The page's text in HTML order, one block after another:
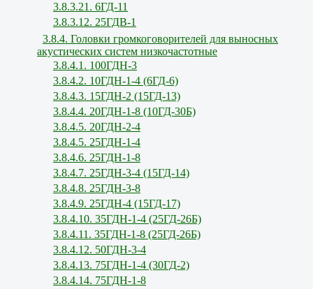
3.8.3.21. 6ГД-11
3.8.3.12. 25ГДВ-1
3.8.4. Головки громкоговорителей для выносных
акустических систем низкочастотные
3.8.4.1. 100ГДН-3
3.8.4.2. 10ГДН-1-4 (6ГД-6)
3.8.4.3. 15ГДН-2 (15ГД-13)
3.8.4.4. 20ГДН-1-8 (10ГД-30Б)
3.8.4.5. 20ГДН-2-4
3.8.4.5. 25ГДН-1-4
3.8.4.6. 25ГДН-1-8
3.8.4.7. 25ГДН-3-4 (15ГД-14)
3.8.4.8. 25ГДН-3-8
3.8.4.9. 25ГДН-4 (15ГД-17)
3.8.4.10. 35ГДН-1-4 (25ГД-26Б)
3.8.4.11. 35ГДН-1-8 (25ГД-26Б)
3.8.4.12. 50ГДН-3-4
3.8.4.13. 75ГДН-1-4 (30ГД-2)
3.8.4.14. 75ГДН-1-8